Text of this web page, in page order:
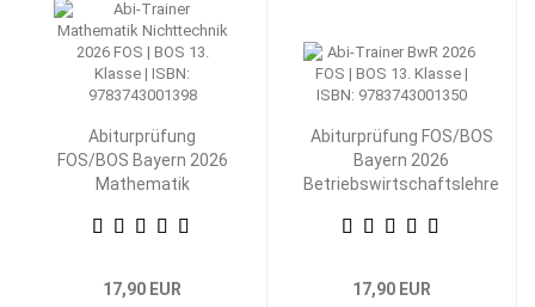
Abiturprüfung
FOS/BOS Bayern 2026
Mathematik
Klasse
17,90 EUR
Abiturprüfung FOS/BOS
Bayern 2026
Betriebswirtschaftslehre
Klasse
17,90 EUR